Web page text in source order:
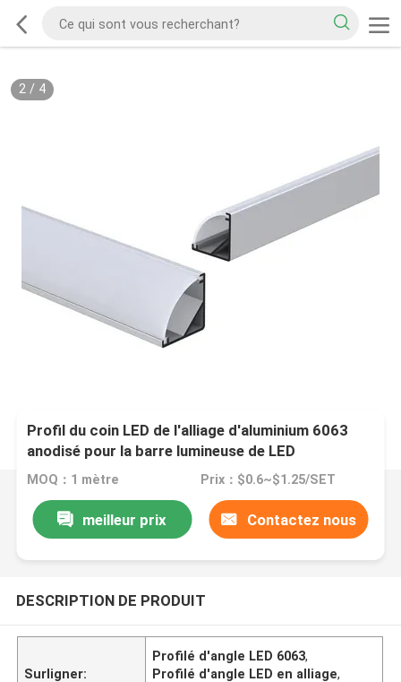
2/ 4
Profil du coin LED de l'alliage d'aluminium 6063
anodisé pour la barre lumineuse de LED
MOQ：1 mètre Prix：$0.6~$1.25/SET
meilleur prix Contactez nous
DESCRIPTION DE PRODUIT
Surligner:
Profilé d'angle LED 6063,
Profilé d'angle LED en alliage,